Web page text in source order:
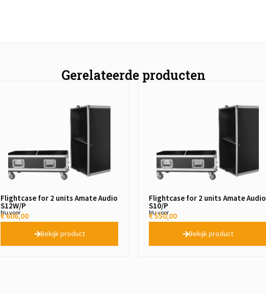
Gerelateerde producten
Flightcase for 2 units Amate Audio
S12W/P
Nu voor
€606,00
Bekijk product
Flightcase for 2 units Amate Audio
S10/P
Nu voor
€550,00
Bekijk product